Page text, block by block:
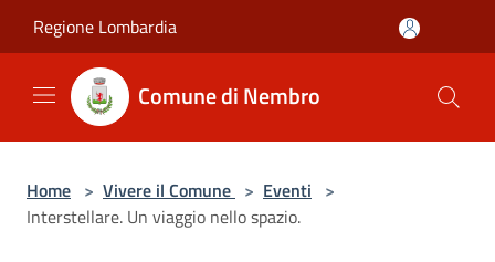
Regione Lombardia
Comune di Nembro
Home > Vivere il Comune > Eventi >
Interstellare. Un viaggio nello spazio.